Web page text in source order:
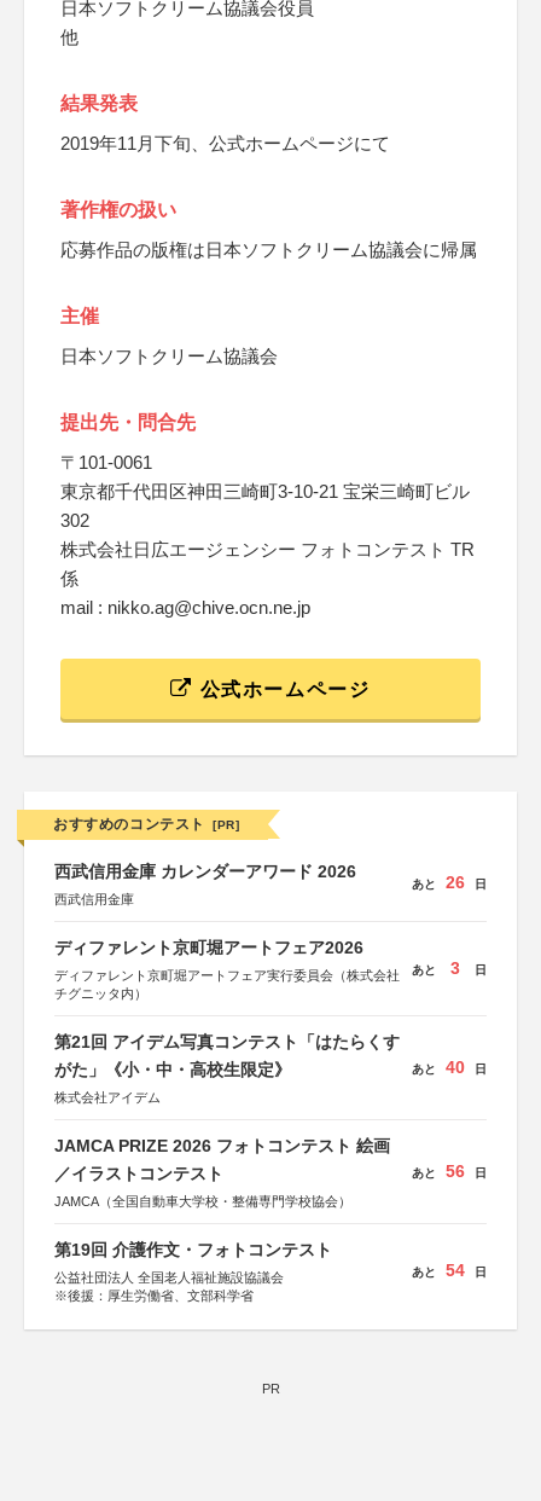
日本ソフトクリーム協議会役員
他
結果発表
2019年11月下旬、公式ホームページにて
著作権の扱い
応募作品の版権は日本ソフトクリーム協議会に帰属
主催
日本ソフトクリーム協議会
提出先・問合先
〒101-0061
東京都千代田区神田三崎町3-10-21 宝栄三崎町ビル
302
株式会社日広エージェンシー フォトコンテスト TR
係
mail : nikko.ag@chive.ocn.ne.jp
公式ホームページ
おすすめのコンテスト [PR]
西武信用金庫 カレンダーアワード 2026
西武信用金庫
あと 26 日
ディファレント京町堀アートフェア2026
ディファレント京町堀アートフェア実行委員会（株式会社
チグニッタ内）
あと 3 日
第21回 アイデム写真コンテスト「はたらくす
がた」《小・中・高校生限定》
株式会社アイデム
あと 40 日
JAMCA PRIZE 2026 フォトコンテスト 絵画
／イラストコンテスト
JAMCA（全国自動車大学校・整備専門学校協会）
あと 56 日
第19回 介護作文・フォトコンテスト
公益社団法人 全国老人福祉施設協議会
※後援：厚生労働省、文部科学省
あと 54 日
PR